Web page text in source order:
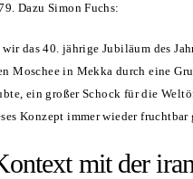
Dazu Simon Fuchs:
das 40. jährige Jubiläum des
Moschee in Mekka durch eine
ein großer Schock für die
Konzept immer wieder fruchtbar
mit der